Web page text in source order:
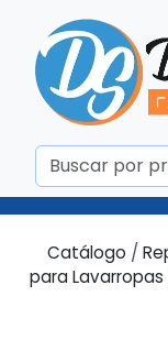
Catálogo /
para Lavarropas